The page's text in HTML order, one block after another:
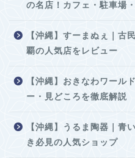
の名店！カフェ・駐車場
【沖縄】すーまぬぇ｜古
覇の人気店をレビュー
【沖縄】おきなわワール
ー・見どころを徹底解説
【沖縄】うるま陶器｜青
き必見の人気ショップ